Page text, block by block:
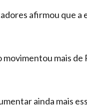
afirmou que a
mais de
ainda mais